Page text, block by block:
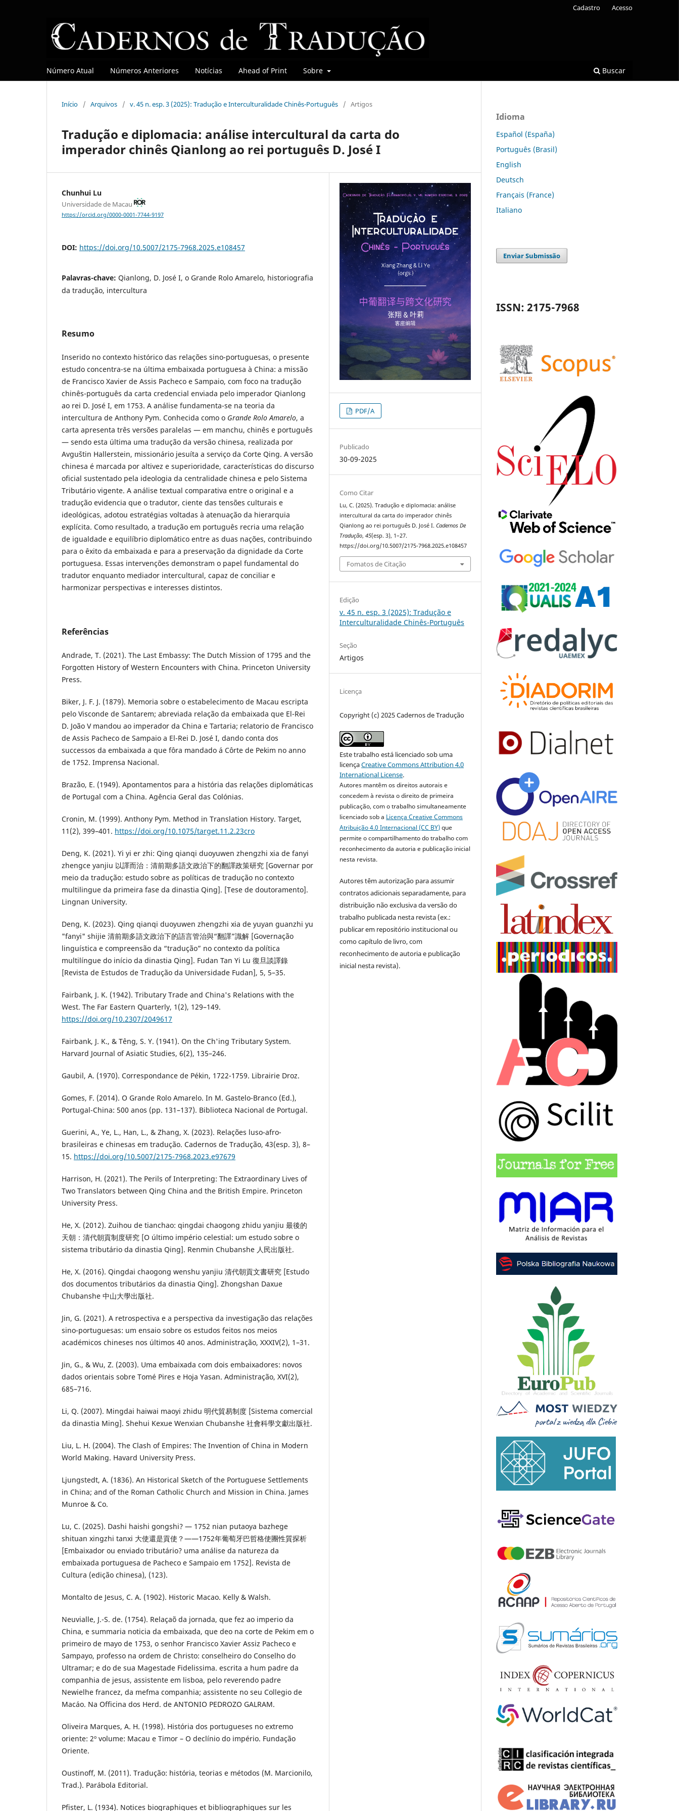
Número Atual Números Anteriores Notícias Ahead of Print Sobre Buscar
Cadastro Acesso
Início / Arquivos / v. 45 n. esp. 3 (2025): Tradução e Interculturalidade Chinês-Português / Artigos
Tradução e diplomacia: análise intercultural da carta do
imperador chinês Qianlong ao rei português D. José I
Chunhui Lu
Universidade de Macau
https://orcid.org/0000-0001-7744-9197
DOI: https://doi.org/10.5007/2175-7968.2025.e108457
Palavras-chave: Qianlong, D. José I, o Grande Rolo Amarelo, historiografia
da tradução, intercultura
Resumo
Inserido no contexto histórico das relações sino-portuguesas, o presente
estudo concentra-se na última embaixada portuguesa à China: a missão
de Francisco Xavier de Assis Pacheco e Sampaio, com foco na tradução
chinês-português da carta credencial enviada pelo imperador Qianlong
ao rei D. José I, em 1753. A análise fundamenta-se na teoria da
intercultura de Anthony Pym. Conhecida como o Grande Rolo Amarelo, a
carta apresenta três versões paralelas — em manchu, chinês e português
— sendo esta última uma tradução da versão chinesa, realizada por
Avguštin Hallerstein, missionário jesuíta a serviço da Corte Qing. A versão
chinesa é marcada por altivez e superioridade, características do discurso
oficial sustentado pela ideologia da centralidade chinesa e pelo Sistema
Tributário vigente. A análise textual comparativa entre o original e a
tradução evidencia que o tradutor, ciente das tensões culturais e
ideológicas, adotou estratégias voltadas à atenuação da hierarquia
explícita. Como resultado, a tradução em português recria uma relação
de igualdade e equilíbrio diplomático entre as duas nações, contribuindo
para o êxito da embaixada e para a preservação da dignidade da Corte
portuguesa. Essas intervenções demonstram o papel fundamental do
tradutor enquanto mediador intercultural, capaz de conciliar e
harmonizar perspectivas e interesses distintos.
Referências
Andrade, T. (2021). The Last Embassy: The Dutch Mission of 1795 and the
Forgotten History of Western Encounters with China. Princeton University
Press.
Biker, J. F. J. (1879). Memoria sobre o estabelecimento de Macau escripta
pelo Visconde de Santarem; abreviada relação da embaixada que El-Rei
D. João V mandou ao imperador da China e Tartaria; relatorio de Francisco
de Assis Pacheco de Sampaio a El-Rei D. José I, dando conta dos
successos da embaixada a que fôra mandado á Côrte de Pekim no anno
de 1752. Imprensa Nacional.
Brazão, E. (1949). Apontamentos para a história das relações diplomáticas
de Portugal com a China. Agência Geral das Colónias.
Cronin, M. (1999). Anthony Pym. Method in Translation History. Target,
11(2), 399–401. https://doi.org/10.1075/target.11.2.23cro
Deng, K. (2021). Yi yi er zhi: Qing qianqi duoyuwen zhengzhi xia de fanyi
zhengce yanjiu 以譯而治：清前期多語文政治下的翻譯政策研究 [Governar por
meio da tradução: estudo sobre as políticas de tradução no contexto
multilingue da primeira fase da dinastia Qing]. [Tese de doutoramento].
Lingnan University.
Deng, K. (2023). Qing qianqi duoyuwen zhengzhi xia de yuyan guanzhi yu
"fanyi" shijie 清前期多語文政治下的語言管治與“翻譯”識解 [Governação
linguística e compreensão da “tradução” no contexto da política
multilíngue do início da dinastia Qing]. Fudan Tan Yi Lu 復旦談譯錄
[Revista de Estudos de Tradução da Universidade Fudan], 5, 5–35.
Fairbank, J. K. (1942). Tributary Trade and China's Relations with the
West. The Far Eastern Quarterly, 1(2), 129–149.
https://doi.org/10.2307/2049617
Fairbank, J. K., & Têng, S. Y. (1941). On the Ch'ing Tributary System.
Harvard Journal of Asiatic Studies, 6(2), 135–246.
Gaubil, A. (1970). Correspondance de Pékin, 1722-1759. Librairie Droz.
Gomes, F. (2014). O Grande Rolo Amarelo. In M. Gastelo-Branco (Ed.),
Portugal-China: 500 anos (pp. 131–137). Biblioteca Nacional de Portugal.
Guerini, A., Ye, L., Han, L., & Zhang, X. (2023). Relações luso-afro-
brasileiras e chinesas em tradução. Cadernos de Tradução, 43(esp. 3), 8–
15. https://doi.org/10.5007/2175-7968.2023.e97679
Harrison, H. (2021). The Perils of Interpreting: The Extraordinary Lives of
Two Translators between Qing China and the British Empire. Princeton
University Press.
He, X. (2012). Zuihou de tianchao: qingdai chaogong zhidu yanjiu 最後的
天朝：清代朝貢制度研究 [O último império celestial: um estudo sobre o
sistema tributário da dinastia Qing]. Renmin Chubanshe 人民出版社.
He, X. (2016). Qingdai chaogong wenshu yanjiu 清代朝貢文書研究 [Estudo
dos documentos tributários da dinastia Qing]. Zhongshan Daxue
Chubanshe 中山大學出版社.
Jin, G. (2021). A retrospectiva e a perspectiva da investigação das relações
sino-portuguesas: um ensaio sobre os estudos feitos nos meios
académicos chineses nos últimos 40 anos. Administração, XXXIV(2), 1–31.
Jin, G., & Wu, Z. (2003). Uma embaixada com dois embaixadores: novos
dados orientais sobre Tomé Pires e Hoja Yasan. Administração, XVI(2),
685–716.
Li, Q. (2007). Mingdai haiwai maoyi zhidu 明代貿易制度 [Sistema comercial
da dinastia Ming]. Shehui Kexue Wenxian Chubanshe 社會科學文獻出版社.
Liu, L. H. (2004). The Clash of Empires: The Invention of China in Modern
World Making. Havard University Press.
Ljungstedt, A. (1836). An Historical Sketch of the Portuguese Settlements
in China; and of the Roman Catholic Church and Mission in China. James
Munroe & Co.
Lu, C. (2025). Dashi haishi gongshi? — 1752 nian putaoya bazhege
shituan xingzhi tanxi 大使還是貢使？——1752年葡萄牙巴哲格使團性質探析
[Embaixador ou enviado tributário? uma análise da natureza da
embaixada portuguesa de Pacheco e Sampaio em 1752]. Revista de
Cultura (edição chinesa), (123).
Montalto de Jesus, C. A. (1902). Historic Macao. Kelly & Walsh.
Neuvialle, J.-S. de. (1754). Relaçaõ da jornada, que fez ao imperio da
China, e summaria noticia da embaixada, que deo na corte de Pekim em o
primeiro de mayo de 1753, o senhor Francisco Xavier Assiz Pacheco e
Sampayo, professo na ordem de Christo: conselheiro do Conselho do
Ultramar; e do de sua Magestade Fidelissima. escrita a hum padre da
companhia de jesus, assistente em lisboa, pelo reverendo padre
Newielhe francez, da mefma companhia; assistente no seu Collegio de
Macáo. Na Officina dos Herd. de ANTONIO PEDROZO GALRAM.
Oliveira Marques, A. H. (1998). História dos portugueses no extremo
oriente: 2º volume: Macau e Timor – O declínio do império. Fundação
Oriente.
Oustinoff, M. (2011). Tradução: história, teorias e métodos (M. Marcionilo,
Trad.). Parábola Editorial.
Pfister, L. (1934). Notices biographiques et bibliographiques sur les
PDF/A
Publicado
30-09-2025
Como Citar
Lu, C. (2025). Tradução e diplomacia: análise
intercultural da carta do imperador chinês
Qianlong ao rei português D. José I.Cadernos De
Tradução,45(esp. 3), 1–27.
https://doi.org/10.5007/2175-7968.2025.e108457
Fomatos de Citação
Edição
v. 45 n. esp. 3 (2025): Tradução e
Interculturalidade Chinês-Português
Seção
Artigos
Licença
Copyright (c) 2025 Cadernos de Tradução
Este trabalho está licenciado sob uma
licençaCreative Commons Attribution 4.0
International License.
Autores mantêm os direitos autorais e
concedem à revista o direito de primeira
publicação, com o trabalho simultaneamente
licenciado sob a Licença Creative Commons
Atribuição 4.0 Internacional (CC BY)que
permite o compartilhamento do trabalho com
reconhecimento da autoria e publicação inicial
nesta revista.
Autores têm autorização para assumir
contratos adicionais separadamente, para
distribuição não exclusiva da versão do
trabalho publicada nesta revista (ex.:
publicar em repositório institucional ou
como capítulo de livro, com
reconhecimento de autoria e publicação
inicial nesta revista).
Idioma
Español (España)
Português (Brasil)
English
Deutsch
Français (France)
Italiano
Enviar Submissão
ISSN: 2175-7968